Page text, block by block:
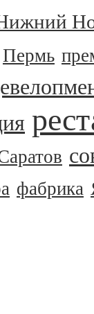
Пермь
фабрика